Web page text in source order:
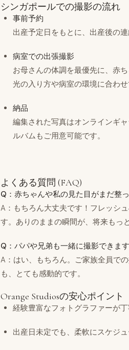
シンガポールでの撮影の流れ
事前予約
出産予定日をもとに、出産後の
病室での出張撮影
お母さんの体調を最優先に、赤
光の入り方や病室の環境に合わせ
納品
編集された写真はオンラインギ
ルバムもご用意可能です。
よくある質問 (FAQ)
Q：赤ちゃんや私の見た目がまだ整
A：もちろん大丈夫です！フレッシ
す。ありのままの瞬間が、将来もっ
Q：パパや兄弟も一緒に撮影できま
A：はい、もちろん。ご家族全員で
も、とても感動的です。
Orange Studiosの安心ポイント
経験豊富なフォトグラファーが
出産日未定でも、柔軟にスケジ